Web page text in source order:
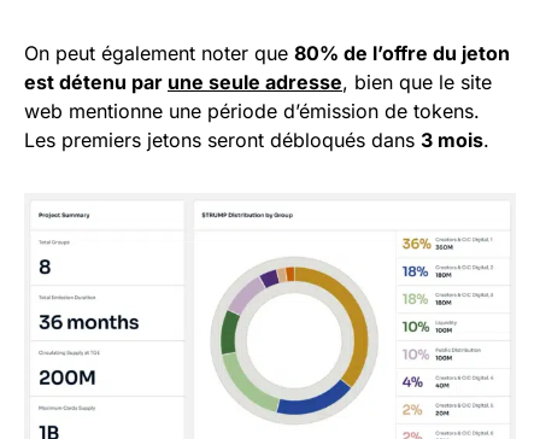
On peut également noter que 80% de l’offre du jeton
est détenu par une seule adresse, bien que le site
web mentionne une période d’émission de tokens.
Les premiers jetons seront débloqués dans 3 mois.